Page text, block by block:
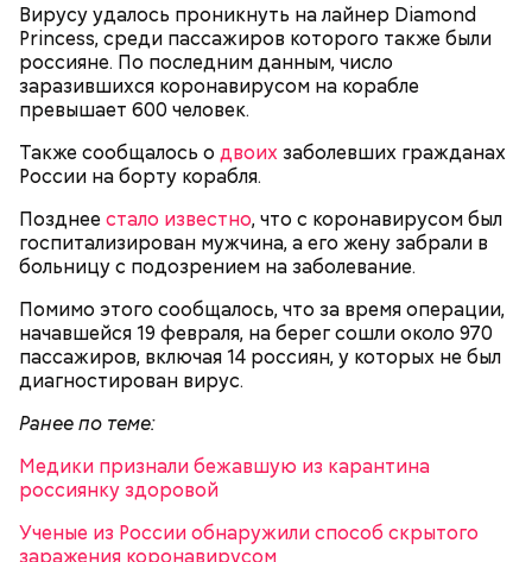
Вирусу удалось проникнуть на лайнер Diamond
Princess, среди пассажиров которого также были
россияне. По последним данным, число
заразившихся коронавирусом на корабле
превышает 600 человек.
Также сообщалось о двоихзаболевших гражданах
России на борту корабля.
Позднее стало известно, что с коронавирусом был
госпитализирован мужчина, а его жену забрали в
больницу с подозрением на заболевание.
Помимо этого сообщалось, что за время операции,
начавшейся 19 февраля, на берег сошли около 970
пассажиров, включая 14 россиян, у которых не был
диагностирован вирус.
Ранее по теме:
Медики признали бежавшую из карантина
россиянку здоровой
Ученые из России обнаружили способ скрытого
заражения коронавирусом
А еще, удержав меч палача, святой Николай спас от
корыстолюбивым градоначальником.
2-3 картофелины,
1 некрупное яблоко,
2 корня сельдерея,
салатная заправка.
кожицы и семян, нарезать ломтиками. Так же
нарезать вареный картофель. Продукты
перемешать, полить салатной заправкой, выложить
в салатник горкой и украсить веточками
сельдерея, кусочками свежих помидоров и
ломтиками яблок.